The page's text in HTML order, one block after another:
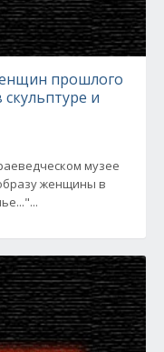
прошлого
и
музее
женщины в